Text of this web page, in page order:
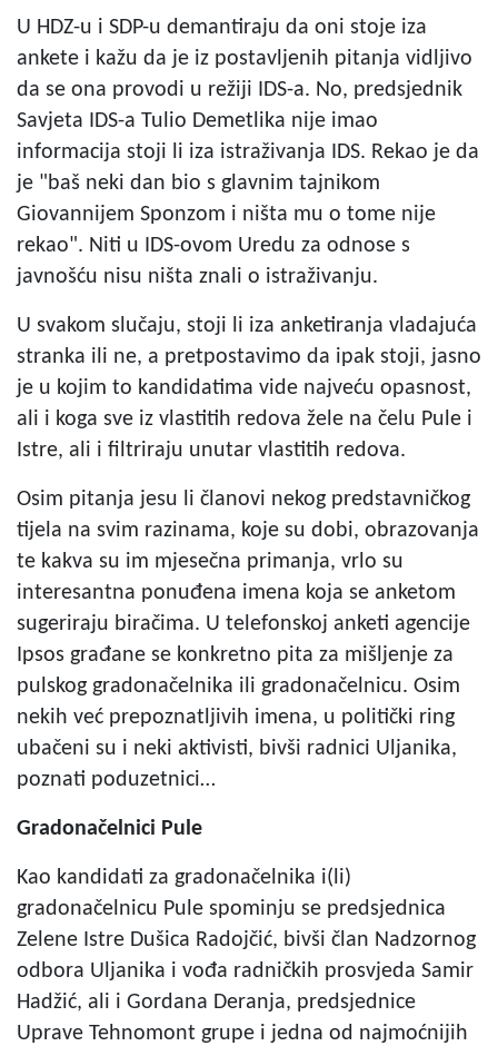
U HDZ-u i SDP-u demantiraju da oni stoje iza
ankete i kažu da je iz postavljenih pitanja vidljivo
da se ona provodi u režiji IDS-a. No, predsjednik
Savjeta IDS-a Tulio Demetlika nije imao
informacija stoji li iza istraživanja IDS. Rekao je da
je "baš neki dan bio s glavnim tajnikom
Giovannijem Sponzom i ništa mu o tome nije
rekao". Niti u IDS-ovom Uredu za odnose s
javnošću nisu ništa znali o istraživanju.
U svakom slučaju, stoji li iza anketiranja vladajuća
stranka ili ne, a pretpostavimo da ipak stoji, jasno
je u kojim to kandidatima vide najveću opasnost,
ali i koga sve iz vlastitih redova žele na čelu Pule i
Istre, ali i filtriraju unutar vlastitih redova.
Osim pitanja jesu li članovi nekog predstavničkog
tijela na svim razinama, koje su dobi, obrazovanja
te kakva su im mjesečna primanja, vrlo su
interesantna ponuđena imena koja se anketom
sugeriraju biračima. U telefonskoj anketi agencije
Ipsos građane se konkretno pita za mišljenje za
pulskog gradonačelnika ili gradonačelnicu. Osim
nekih već prepoznatljivih imena, u politički ring
ubačeni su i neki aktivisti, bivši radnici Uljanika,
poznati poduzetnici…
Gradonačelnici Pule
Kao kandidati za gradonačelnika i(li)
gradonačelnicu Pule spominju se predsjednica
Zelene Istre Dušica Radojčić, bivši član Nadzornog
odbora Uljanika i vođa radničkih prosvjeda Samir
Hadžić, ali i Gordana Deranja, predsjednice
Uprave Tehnomont grupe i jedna od najmoćnijih